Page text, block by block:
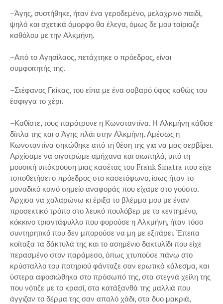
–Άγης, συστήθηκε, ήταν ένα γεροδεμένο, μελαχρινό παιδί,
ψηλό και σχετικά όμορφο θα έλεγα, όμως δε μου ταίριαζε
καθόλου με την Αλκμήνη.
–Από το Αγησίλαος, πετάχτηκε ο πρόεδρος, είναι
συμφοιτητής της.
–Στέφανος Γκίκας, του είπα με ένα σοβαρό ύφος καθώς του
έσφιγγα το χέρι.
–Καθίστε, τους παρότρυνε η Κωνσταντίνα. Η Αλκμήνη κάθισε
δίπλα της και ο Άγης πλάι στην Αλκμήνη. Αμέσως η
Κωνσταντίνα σηκώθηκε από τη θέση της για να μας σερβίρει.
Αρχίσαμε να σιγοτρώμε αμήχανα και σιωπηλά, υπό τη
μουσική υπόκρουση μιας κασέτας του Frank Sinatra που είχε
τοποθετήσει ο πρόεδρος στο κασετόφωνο, ίσως ήταν το
μοναδικό κοινό σημείο αναφοράς που είχαμε στο γούστο.
Άρχισα να χαλαρώνω κι έριξα το βλέμμα μου με έναν
προσεκτικό τρόπο στο λευκό πουλόβερ με το κεντημένο,
κόκκινο τριαντάφυλλο που φορούσε η Αλκμήνη, ήταν τόσο
συντηρητικό που δεν μπορούσε να μη με εξιτάρει. Έπειτα
κοίταξα τα δάκτυλά της και το ασημένιο δακτυλίδι που είχε
περασμένο στον παράμεσο, όπως χτυπούσε πάνω στο
κρύσταλλο του ποτηριού φάνταζε σαν ερωτικό κάλεσμα, και
ύστερα αφοσιώθηκα στο πρόσωπό της, στα στεγνά χείλη της
που νότιζε με το κρασί, στα κατάξανθά της μαλλιά που
άγγιζαν το δέρμα της σαν απαλό χάδι, στα δυο μακριά,